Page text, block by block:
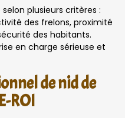
plusieurs critères :
des frelons, proximité
des habitants.
en charge sérieuse et
de nid de
ROI